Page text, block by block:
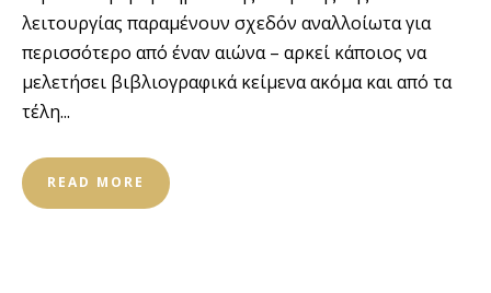
λειτουργίας παραμένουν σχεδόν αναλλοίωτα για
περισσότερο από έναν αιώνα – αρκεί κάποιος να
μελετήσει βιβλιογραφικά κείμενα ακόμα και από τα
τέλη...
READ MORE